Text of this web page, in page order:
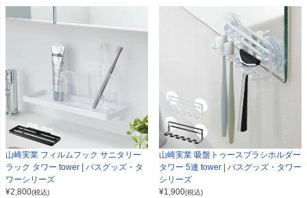
山崎実業 フィルムフック サニタリー
ラック タワー tower | バスグッズ・タ
ワーシリーズ
¥2,800(税込)
山崎実業 吸盤トゥースブラシホルダー
タワー 5連 tower | バスグッズ・タワー
シリーズ
¥1,900(税込)